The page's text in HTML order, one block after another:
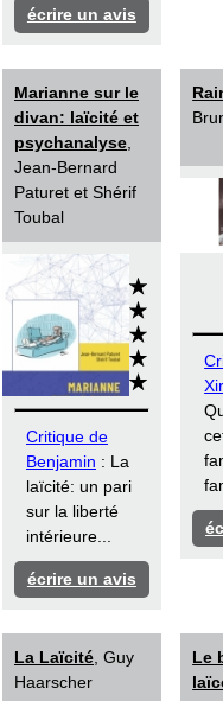
écrire un avis
Marianne sur le
divan: laïcité et
psychanalyse
Jean-Bernard
Paturet et Shérif
Toubal
Critique de
Benjamin : La
laïcité: un pari
sur la liberté
intérieure...
écrire un avis
La Laïcité , Guy
Haarscher
Le